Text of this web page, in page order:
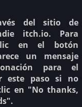
del sitio de
itch.io. Para
en el botón
un mensaje
para el
este paso si no
en "No thanks,